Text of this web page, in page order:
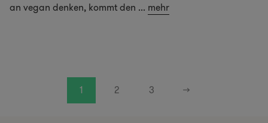
an vegan denken, kommt den ... mehr
1 2 3 →